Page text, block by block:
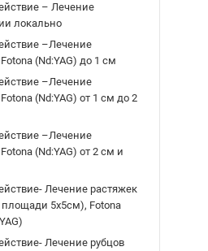
– Лечение
локально
–Лечение
(Nd:YAG) до 1 см
–Лечение
(Nd:YAG) от 1 см до 2
–Лечение
(Nd:YAG) от 2 см и
Лечение растяжек
5х5см), Fotona
Лечение рубцов